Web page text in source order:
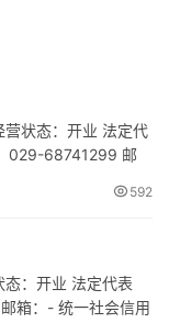
状态：开业 法定代
029-68741299 邮
区东关正街9号幸福
592
：开业 法定代表
箱：- 统一社会信用